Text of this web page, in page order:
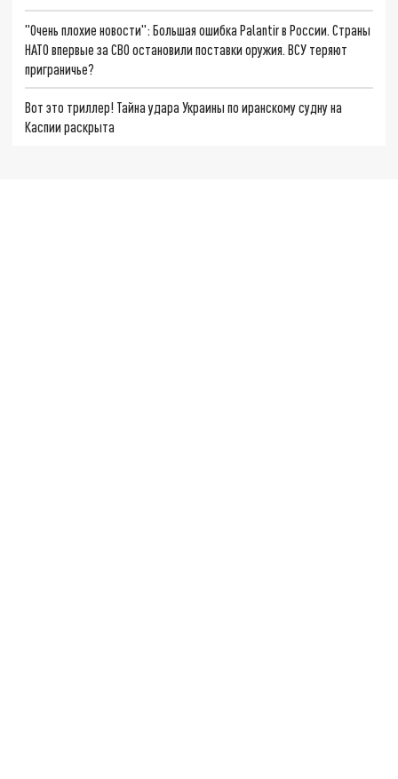
"Очень плохие новости": Большая ошибка Palantir в России. Страны
НАТО впервые за СВО остановили поставки оружия. ВСУ теряют
приграничье?
Вот это триллер! Тайна удара Украины по иранскому судну на
Каспии раскрыта